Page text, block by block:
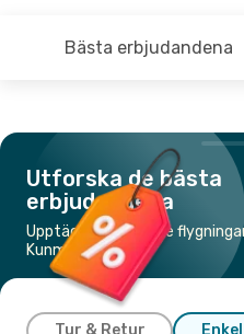
Bästa erbjudandena
Utforska de bästa
erbjudandena
Upptäck de billigaste
Kunming
Tur & Retur